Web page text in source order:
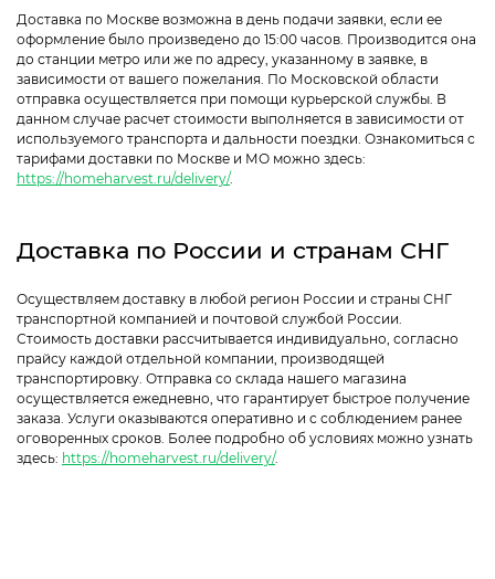
Доставка по Москве возможна в день подачи заявки, если ее
оформление было произведено до 15:00 часов. Производится она
до станции метро или же по адресу, указанному в заявке, в
зависимости от вашего пожелания. По Московской области
отправка осуществляется при помощи курьерской службы. В
данном случае расчет стоимости выполняется в зависимости от
используемого транспорта и дальности поездки. Ознакомиться с
тарифами доставки по Москве и МО можно здесь:
https://homeharvest.ru/delivery/.
Доставка по России и странам СНГ
Осуществляем доставку в любой регион России и страны СНГ
транспортной компанией и почтовой службой России.
Стоимость доставки рассчитывается индивидуально, согласно
прайсу каждой отдельной компании, производящей
транспортировку. Отправка со склада нашего магазина
осуществляется ежедневно, что гарантирует быстрое получение
заказа. Услуги оказываются оперативно и с соблюдением ранее
оговоренных сроков. Более подробно об условиях можно узнать
здесь: https://homeharvest.ru/delivery/.